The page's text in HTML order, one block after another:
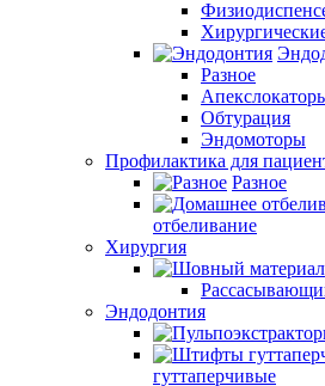
Разное
Обтурация
Эндомоторы
Профилактика для
Разное
отбеливание
Хирургия
Эндодонтия
гуттаперчивые